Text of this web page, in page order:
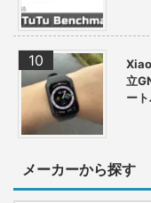
立
ー
メーカーから探す